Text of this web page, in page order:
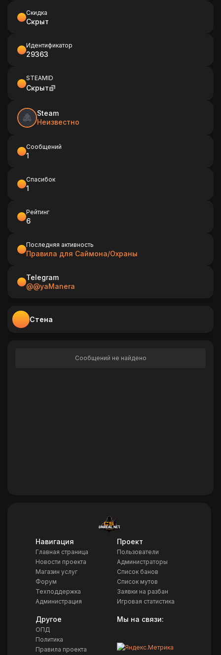
Скидка
Скрыт
Идентификатор
29363
STEAMID
Скрыт
Steam
Неизвестно
Сообщений
1
Спасибок
1
Рейтинг
6
Последняя активность
Правила для Саймона/Охраны
Telegram
@@yaManera
Стена
Сообщений не найдено
Навигация
Главная страница
Новости проекта
Магазин услуг
Форум
Техподдержка
Администрация
Проект
Пользователи
Администраторы
Список банов
Список мутов
Заявки на разбан
Игровая статистика
Другое
ОПД
Политика
Правила проекта
Мы на связи: